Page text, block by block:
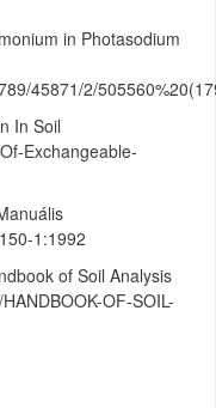
in Photasodium
45871/2/
In Soil
Exchangeable-
1:1992
of Soil Analysis
OF-SOIL-